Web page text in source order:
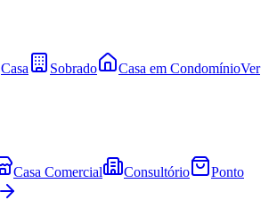
Casa Sobrado Casa em CondomínioVer
Casa Comercial Consultório
Ponto